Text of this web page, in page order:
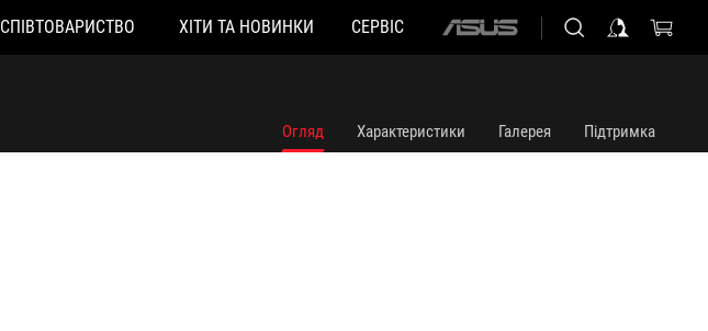
СПІВТОВАРИСТВО ХІТИ ТА НОВИНКИ СЕРВІС
ASUS
Огляд Характеристики Галерея Підтримка